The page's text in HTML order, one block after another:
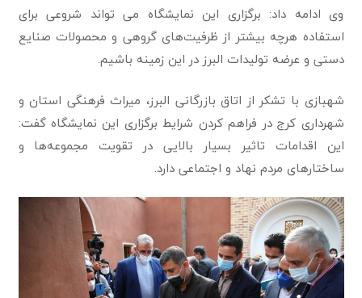
وی ادامه داد: برگزاری این نمایشگاه می تواند شروعی برای
استفاده هرچه بیشتر از ظرفیت‌های گروهی و محصولات صنایع
دستی و عرضه تولیدات البرز در این زمینه باشیم.
شهبازی با تشکر از اتاق بازرگانی البرز، میراث فرهنگی استان و
شهرداری کرج در فراهم کردن شرایط برگزاری این نمایشگاه گفت:
این اقدامات تاثیر بسیار بالایی در تقویت مجموعه‌ها و
ساختارهای مردم نهاد و اجتماعی دارد.